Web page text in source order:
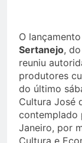
O
Sertanejo,
reuniu
produtores
do último
Cultura José
contemplado
Janeiro, por